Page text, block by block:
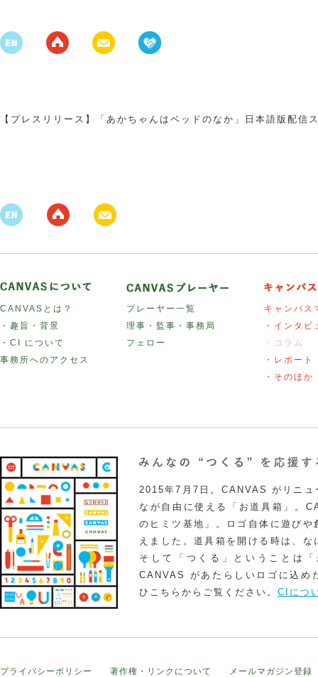
【プレスリリース】「あかちゃんはベッドのなか」日本語版配信
CANVASとは？
・趣旨・背景
・CI について
事務所へのアクセス
プレーヤー一覧
理事・監事・事務局
フェロー
キャンバス
・インタビ
・コラム
・レポート
・そのほか
2015年7月7日。CANVAS がリニュ
なが自由に使える「お道具箱」。
のヒミツ基地」。ロゴ自体に遊び
えました。道具箱を開ける時は、
そして「つくる」ということは
CANVAS があたらしいロゴに込め
ひこちらからご覧ください。 CIにつ
プライバシーポリシー 著作権・リンクについて メールマガジン登録